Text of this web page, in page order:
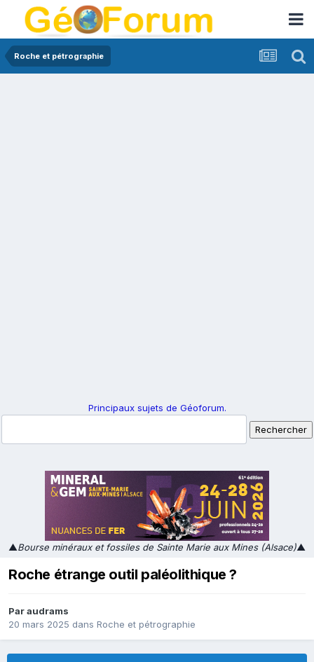
Roche et pétrographie
Principaux sujets de Géoforum.
▲Bourse minéraux et fossiles de Sainte Marie aux Mines (Alsace)▲
Roche étrange outil paléolithique ?
Paraudrams
20 mars 2025 dans Roche et pétrographie